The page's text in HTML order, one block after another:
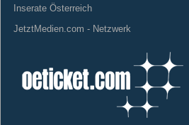
Inserate Österreich
JetztMedien.com - Netzwerk